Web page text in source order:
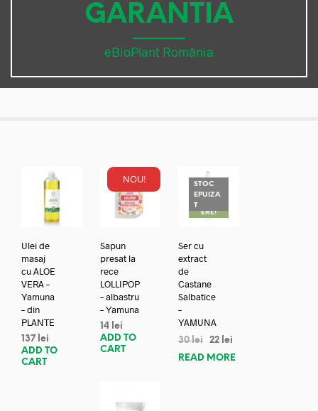
GARANTIA
eBioPlant România
Ulei de
masaj
cu ALOE
VERA –
Yamuna
– din
PLANTE
137 lei
ADD TO
CART
NOU!
Sapun
presat la
rece
LOLLIPOP
– albastru
– Yamuna
14 lei
ADD TO
CART
STOC
EPUIZA
TREDUC
ERE!
Ser cu
extract
de
Castane
Salbatice
–
YAMUNA
30lei 22 lei
READ MORE